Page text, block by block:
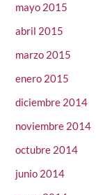
mayo 2015
abril 2015
marzo 2015
enero 2015
diciembre 2014
noviembre 2014
octubre 2014
junio 2014